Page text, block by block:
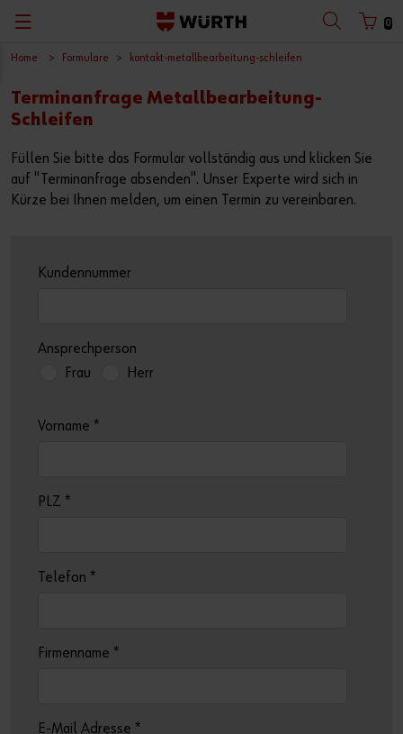
0
Zurück
mit Benutzername mit Kundennummer
Benutzername
Anmeldedaten merken
Sie möchten Online-Kunde werden?
Zurück
Kataloge
Zurück
Konfigurieren & Finden
Planen & Bemessen
Sicher Arbeiten
Beschaffen & Lager verwalten
Zurück
Abverkauf
Zurück
Arbeitssicherheit
Digitales Handwerk
Baustellen-Projektmanagement
Holzbau
Werkstattkonzepte
Zurück
Würth Shop finden
Würth Bonusheft
Leiternüberprüfung
Click & Collect
Scan & Go
Zurück
Baustelle optimieren
Produkte und Services
Planung und Berechnung
Dokumente und Zulassungen
Zurück
Deutsch
Home Formulare kontakt-metallbearbeitung-schleifen
Terminanfrage Metallbearbeitung-
Schleifen
Füllen Sie bitte das Formular vollständig aus und klicken Sie
auf "Terminanfrage absenden". Unser Experte wird sich in
Kürze bei Ihnen melden, um einen Termin zu vereinbaren.
Kundennummer
Ansprechperson
Frau
Herr
Vorname *
PLZ *
Telefon *
Firmenname *
E-Mail Adresse *